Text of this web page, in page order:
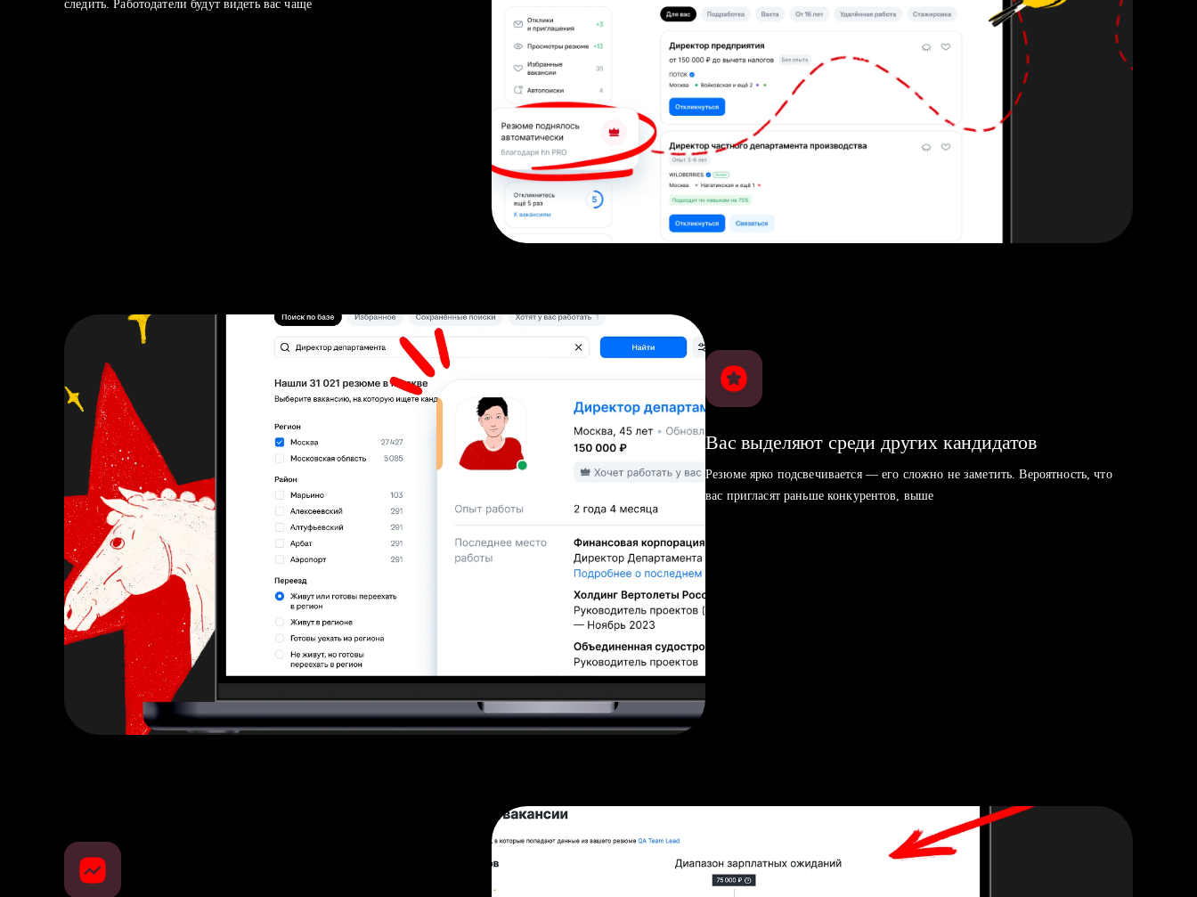
следить. Работодатели будут видеть вас чаще
Вас выделяют среди других кандидатов
Резюме ярко подсвечивается — его сложно не заметить. Вероятность, что
вас пригласят раньше конкурентов, выше